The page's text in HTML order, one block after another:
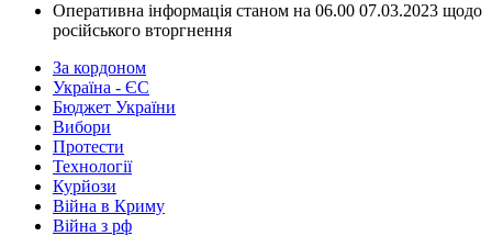
​Оперативна інформація станом на 06.00 07.03.2023 щодо
російського вторгнення
За кордоном
Україна - ЄС
Бюджет України
Вибори
Протести
Технології
Курйози
Війна в Криму
Війна з рф